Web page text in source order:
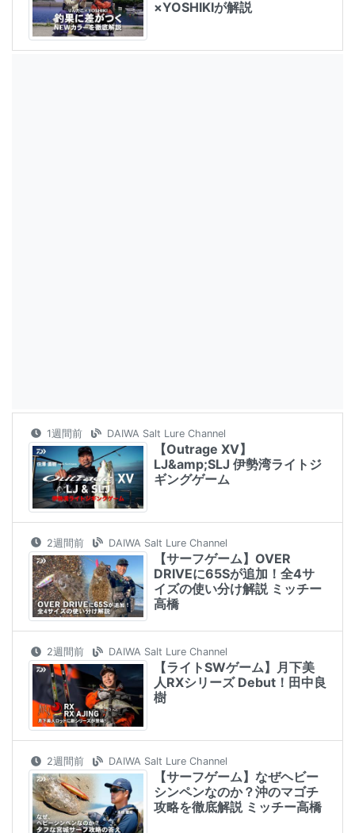
×YOSHIKIが解説
1週間前 DAIWA Salt Lure Channel
【Outrage XV】
LJ&amp;SLJ 伊勢湾ライトジ
ギングゲーム
2週間前 DAIWA Salt Lure Channel
【サーフゲーム】OVER
DRIVEに65Sが追加！全4サ
イズの使い分け解説 ミッチー
高橋
2週間前 DAIWA Salt Lure Channel
【ライトSWゲーム】月下美
人RXシリーズ Debut！田中良
樹
2週間前 DAIWA Salt Lure Channel
【サーフゲーム】なぜヘビー
シンペンなのか？沖のマゴチ
攻略を徹底解説 ミッチー高橋